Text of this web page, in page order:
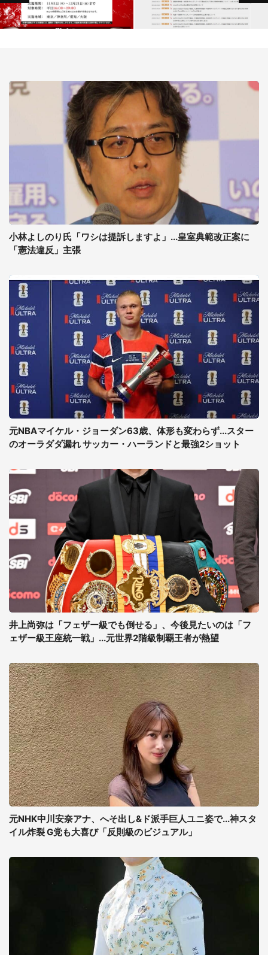
小林よしのり氏「ワシは提訴しますよ」...皇室典範改正案に
「憲法違反」主張
元NBAマイケル・ジョーダン63歳、体形も変わらず...スター
のオーラダダ漏れ サッカー・ハーランドと最強2ショット
井上尚弥は「フェザー級でも倒せる」、今後見たいのは「フ
ェザー級王座統一戦」...元世界2階級制覇王者が熱望
元NHK中川安奈アナ、へそ出し&ド派手巨人ユニ姿で...神スタ
イル炸裂 G党も大喜び「反則級のビジュアル」